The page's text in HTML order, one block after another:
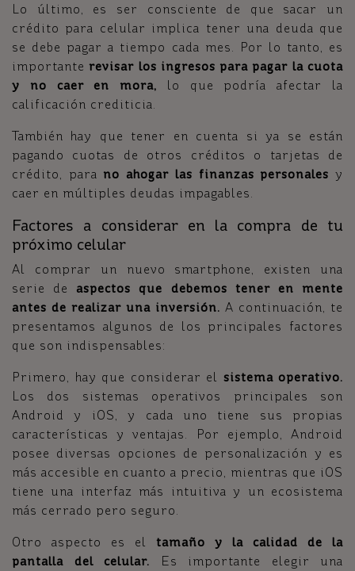
Lo último, es ser consciente de que sacar un
crédito para celular implica tener una deuda que
se debe pagar a tiempo cada mes. Por lo tanto, es
importante revisar los ingresos para pagar la cuota
y no caer en mora, lo que podría afectar la
calificación crediticia.
También hay que tener en cuenta si ya se están
pagando cuotas de otros créditos o tarjetas de
crédito, para no ahogar las finanzas personalesy
caer en múltiples deudas impagables.
Factores a considerar en la compra de tu
próximo celular
Al comprar un nuevo smartphone, existen una
serie de aspectos que debemos tener en mente
antes de realizar una inversión. A continuación, te
presentamos algunos de los principales factores
que son indispensables:
Primero, hay que considerar el sistema operativo.
Los dos sistemas operativos principales son
Android y iOS, y cada uno tiene sus propias
características y ventajas. Por ejemplo, Android
posee diversas opciones de personalización y es
más accesible en cuanto a precio, mientras que iOS
tiene una interfaz más intuitiva y un ecosistema
más cerrado pero seguro.
Otro aspecto es el tamaño y la calidad de la
pantalla del celular.
Es importante elegir una